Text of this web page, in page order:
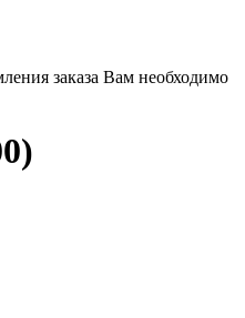
заказа Вам необходимо